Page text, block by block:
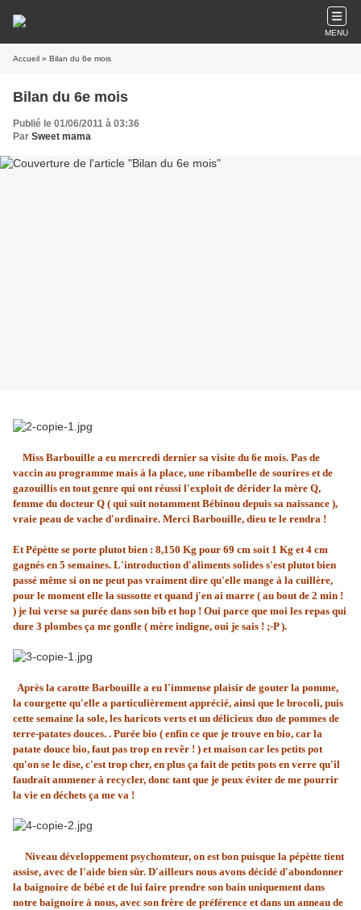
MENU
Accueil » Bilan du 6e mois
Bilan du 6e mois
Publié le 01/06/2011 à 03:36
Par Sweet mama
Miss Barbouille a eu mercredi dernier sa visite du 6e mois. Pas de
vaccin au programme mais à la place, une ribambelle de sourires et de
gazouillis en tout genre qui ont réussi l'exploit de dérider la mère Q,
femme du docteur Q ( qui suit notamment Bébinou depuis sa naissance ),
vraie peau de vache d'ordinaire. Merci Barbouille, dieu te le rendra !
Et Pépètte se porte plutot bien : 8,150 Kg pour 69 cm soit 1 Kg et 4 cm
gagnés en 5 semaines. L'introduction d'aliments solides s'est plutot bien
passé même si on ne peut pas vraiment dire qu'elle mange à la cuillère,
pour le moment elle la sussotte et quand j'en ai marre ( au bout de 2 min !
) je lui verse sa purée dans son bib et hop ! Oui parce que moi les repas qui
dure 3 plombes ça me gonfle ( mère indigne, oui je sais ! ;-P ).
Après la carotte Barbouille a eu l'immense plaisir de gouter la pomme,
la courgette qu'elle a particulièrement apprécié, ainsi que le brocoli, puis
cette semaine la sole, les haricots verts et un délicieux duo de pommes de
terre-patates douces. . Purée bio ( enfin ce que je trouve en bio, car la
patate douce bio, faut pas trop en revêr ! ) et maison car les petits pot
qu'on se le dise, c'est trop cher, en plus ça fait de petits pots en verre qu'il
faudrait ammener à recycler, donc tant que je peux éviter de me pourrir
la vie en déchets ça me va !
Niveau développement psychomteur, on est bon puisque la pépètte tient
assise, avec de l'aide bien sûr. D'ailleurs nous avons décidé d'abondonner
la baignoire de bébé et de lui faire prendre son bain uniquement dans
notre baignoire à nous, avec son frère de préférence et dans un anneau de